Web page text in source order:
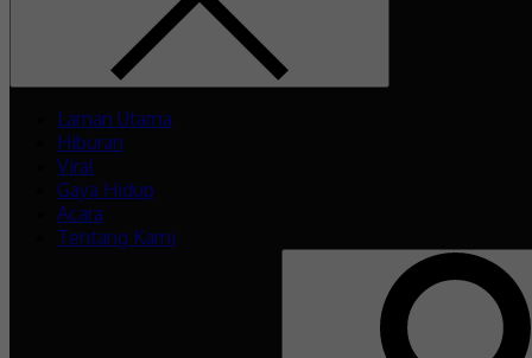
Laman Utama
Hiburan
Viral
Gaya Hidup
Acara
Tentang Kami